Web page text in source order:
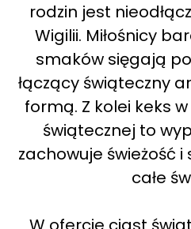
rodzin jest
Wigilii. Miłośnicy
smaków sięgają
łączący świąteczny
formą. Z kolei keks
świątecznej to
zachowuje świeżość
całe